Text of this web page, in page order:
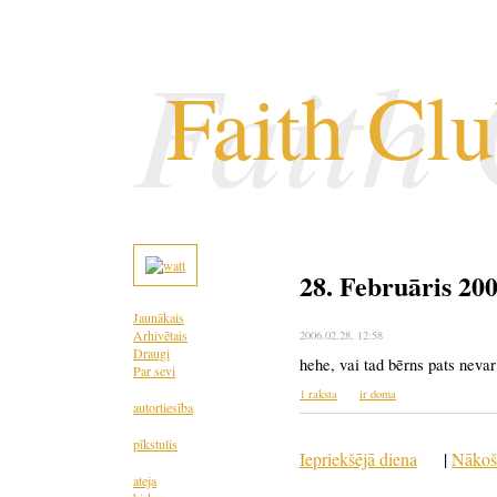
Faith
Faith
Jaunākais
Arhivētais
Draugi
Par sevi
autortiesība
pīkstulis
ateja
28. Februāris
2006.02.28, 12:58
hehe, vai tad bērns pats nevar
1 raksta ir doma
Iepriekšējā diena |